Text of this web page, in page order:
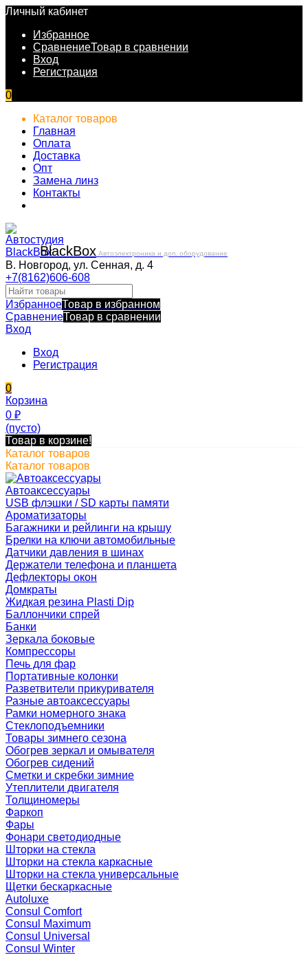
Личный кабинет
Избранное
СравнениеТовар в сравнении
Вход
Регистрация
0
Каталог товаров
Главная
Оплата
Доставка
Опт
Замена линз
Контакты
BlackBox Автоэлектроника и доп. оборудование
В. Новгород, ул. Сенная, д. 4
+7(8162)606-608
ИзбранноеТовар в избранном
СравнениеТовар в сравнении
Вход
Вход
Регистрация
0
Корзина
0 ₽
(пусто)
Товар в корзине!
Каталог товаров
Каталог товаров
Автоаксессуары
USB флэшки / SD карты памяти
Ароматизаторы
Багажники и рейлинги на крышу
Брелки на ключи автомобильные
Датчики давления в шинах
Держатели телефона и планшета
Дефлекторы окон
Домкраты
Жидкая резина Plasti Dip
Баллончики спрей
Банки
Зеркала боковые
Компрессоры
Печь для фар
Портативные колонки
Разветвители прикуривателя
Разные автоаксессуары
Рамки номерного знака
Стеклоподъемники
Товары зимнего сезона
Обогрев зеркал и омывателя
Обогрев сидений
Сметки и скребки зимние
Утеплители двигателя
Толщиномеры
Фаркоп
Фары
Фонари светодиодные
Шторки на стекла
Шторки на стекла каркасные
Шторки на стекла универсальные
Щетки бескаркасные
Autoluxe
Consul Comfort
Consul Maximum
Consul Universal
Consul Winter